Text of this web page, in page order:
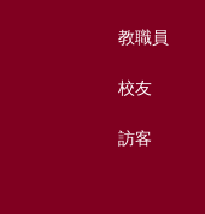
教職員
校友
訪客